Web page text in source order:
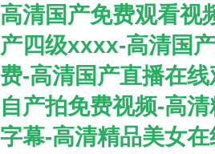
高清国产免费观看视
产四级xxxx-高清国
费-高清国产直播在
自产拍免费视频-高
字幕-高清精品美女